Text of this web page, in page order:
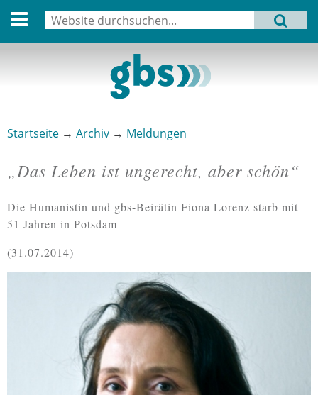
English version
Termine
Archiv
Verbindungen
MENU
Startseite → Archiv → Meldungen
„Das Leben ist ungerecht, aber schön“
Die Humanistin und gbs-Beirätin Fiona Lorenz starb mit
51 Jahren in Potsdam
31.07.2014
Suchformular
Suche